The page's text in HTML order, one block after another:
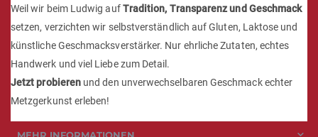
Weil wir beim Ludwig aufTradition, Transparenz und Geschmack
setzen, verzichten wir selbstverständlich auf Gluten, Laktose und
künstliche Geschmacksverstärker. Nur ehrliche Zutaten, echtes
Handwerk und viel Liebe zum Detail.
Jetzt probieren und den unverwechselbaren Geschmack echter
Metzgerkunst erleben!